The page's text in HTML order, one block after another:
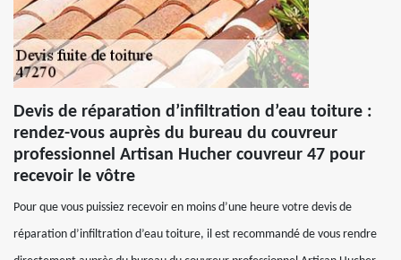
Devis de réparation d’infiltration d’eau toiture :
rendez-vous auprès du bureau du couvreur
professionnel Artisan Hucher couvreur 47 pour
recevoir le vôtre
Pour que vous puissiez recevoir en moins d’une heure votre devis de
réparation d’infiltration d’eau toiture, il est recommandé de vous rendre